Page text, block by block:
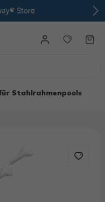
Store
Du
Stahlrahmenpools